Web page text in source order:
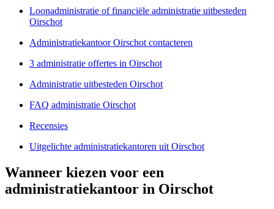
Loonadministratie of financiële administratie uitbesteden
Oirschot
Administratiekantoor Oirschot contacteren
3 administratie offertes in Oirschot
Administratie uitbesteden Oirschot
FAQ administratie Oirschot
Recensies
Uitgelichte administratiekantoren uit Oirschot
Wanneer kiezen voor een
administratiekantoor in Oirschot